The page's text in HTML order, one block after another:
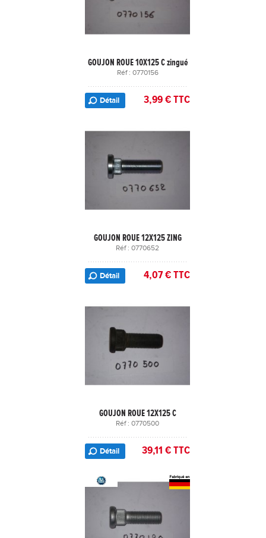
GOUJON ROUE 10X125 C zingué
Réf : 0770156
Détail 3,99 € TTC
GOUJON ROUE 12X125 ZING
Réf : 0770652
Détail 4,07 € TTC
GOUJON ROUE 12X125 C
Réf : 0770500
Détail 39,11 € TTC